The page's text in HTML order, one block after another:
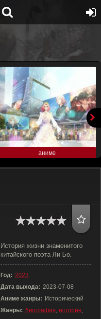
аниме
История жизни знаменитого
китайского поэта Ли Бо.
Год: 2023
Дата выхода: 2023-07-08
Аниме жанры: Исторический
Жанры: биография, история,